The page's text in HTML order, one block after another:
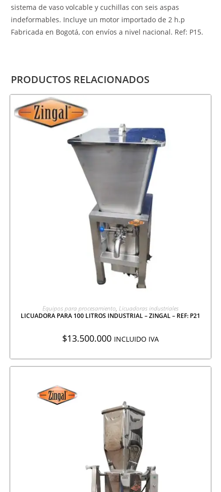
sistema de vaso volcable y cuchillas con seis aspas
indeformables. Incluye un motor importado de 2 h.p
Fabricada en Bogotá, con envíos a nivel nacional. Ref: P15.
PRODUCTOS RELACIONADOS
AGREGAR A COTIZACIÓN
Equipos para procesamiento, Licuadoras industriales
LICUADORA PARA 100 LITROS INDUSTRIAL – ZINGAL – REF: P21
$13.500.000 INCLUIDO IVA